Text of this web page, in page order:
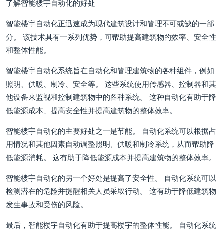
了解智能楼宇自动化的好处
智能楼宇自动化正迅速成为现代建筑设计和管理不可或缺的一部
分。 该技术具有一系列优势，可帮助提高建筑物的效率、安全性
和整体性能。
智能楼宇自动化系统旨在自动化和管理建筑物的各种组件，例如
照明、供暖、制冷、安全等。 这些系统使用传感器、控制器和其
他设备来监视和控制建筑物中的各种系统。 这种自动化有助于降
低能源成本、提高安全性并提高建筑物的整体效率。
智能楼宇自动化的主要好处之一是节能。 自动化系统可以根据占
用情况和其他因素自动调整照明、供暖和制冷系统，从而帮助降
低能源消耗。 这有助于降低能源成本并提高建筑物的整体效率。
智能楼宇自动化的另一个好处是提高了安全性。 自动化系统可以
检测潜在的危险并提醒相关人员采取行动。 这有助于降低建筑物
发生事故和受伤的风险。
最后，智能楼宇自动化有助于提高楼宇的整体性能。 自动化系统